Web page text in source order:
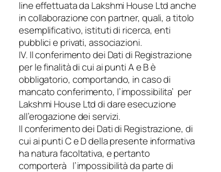
line effettuata da Lakshmi House Ltd anche
in collaborazione con partner, quali, a titolo
esemplificativo, istituti di ricerca, enti
pubblici e privati, associazioni.
IV. Il conferimento dei Dati di Registrazione
per le finalità di cui ai punti A e B è
obbligatorio, comportando, in caso di
mancato conferimento, l’impossibilita’ per
Lakshmi House Ltd di dare esecuzione
all’erogazione dei servizi.
Il conferimento dei Dati di Registrazione, di
cui ai punti C e D della presente informativa
ha natura facoltativa, e pertanto
comporterà l’impossibilità da parte di